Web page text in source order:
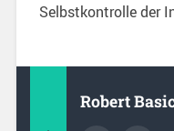
Selbstkontrolle der
Robert